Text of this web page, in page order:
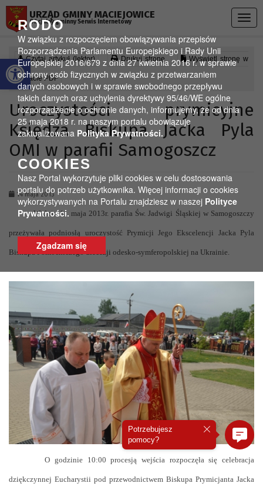
Otwórz pasek narzędzi
RODO
W związku z rozpoczęciem obowiązywania przepisów
Rozporządzenia Parlamentu Europejskiego i Rady Unii
Europejskiej 2016/679 z dnia 27 kwietnia 2016 r. w sprawie
ochrony osób fizycznych w związku z przetwarzaniem
danych osobowych i w sprawie swobodnego przepływu
takich danych oraz uchylenia dyrektywy 95/46/WE ogólne
rozporządzenie o ochronie danych, informujemy, że od dnia
25 maja 2018 r. na naszym portalu obowiązuje
zaktualizowana Polityka Prywatności.
COOKIES
Nasz Portal wykorzytuje pliki cookies w celu dostosowania
portalu do potrzeb użytkownika. Więcej informacji o cookies
wykorzystywanych na Portalu znajdziesz w naszej Polityce
Prywatności.
Zgadzam się
URZĄD GMINY MACIEJOWICE
Oficjalny gminny Serwis Internetowy
Czytaj artykuł (lektor) Drukuj stronę Wyświetl stronę w
formacie PDF
Uroczystości prymicyjne
Księdza Biskupa Jacka Pyla
OMI w parafii Samogoszcz
14 maja 2013
W dniu 11 maja 2013r. parafia Św. Jadwigi Śląskiej w Samogoszczy
przeżywała podniosłą uroczystość Prymicji Jego Ekscelencji Jacka Pyla
Biskupa Pomocniczego diecezji odesko-symferopolskiej na Ukrainie.
O godzinie 10:00 procesją wejścia rozpoczęła się celebracja
dziękczynnej Eucharystii pod przewodnictwem Biskupa Prymicjanta Jacka
Potrzebujesz
pomocy?